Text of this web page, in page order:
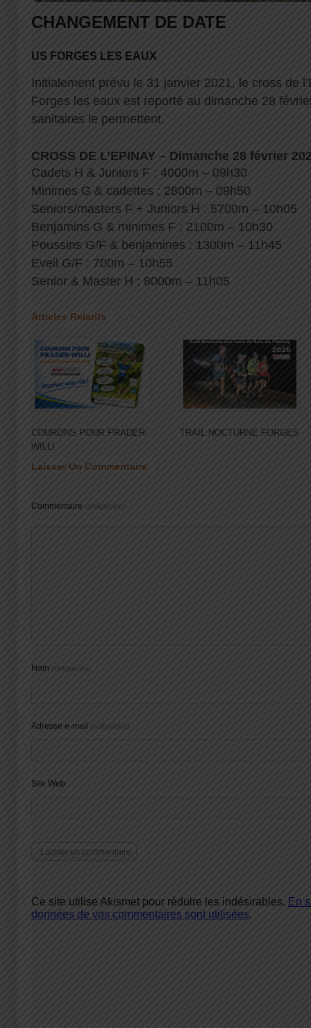
CHANGEMENT DE DATE
US FORGES LES EAUX
Initialement prévu le 31 janvier 2021, le cross de
Forges les eaux est reporté au dimanche 28
sanitaires le permettent.
CROSS DE L’EPINAY – Dimanche 28 février
Cadets H & Juniors F : 4000m – 09h30
Minimes G & cadettes : 2800m – 09h50
Seniors/masters F + Juniors H : 5700m – 10h05
Benjamins G & minimes F : 2100m – 10h30
Poussins G/F & benjamines : 1300m – 11h45
Eveil G/F : 700m – 10h55
Senior & Master H : 8000m – 11h05
Articles Relatifs
COURONS POUR PRADER-
WILLI
TRAIL NOCTURNE FORGES
Laisser Un Commentaire
Commentaire (obligatoire)
Nom (obligatoire)
Adresse e-mail (obligatoire)
Site Web
Ce site utilise Akismet pour réduire les indésirables. En
données de vos commentaires sont utilisées.